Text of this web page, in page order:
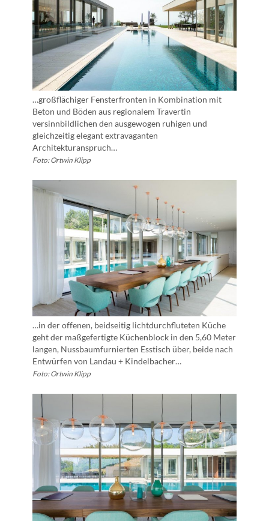
…großflächiger Fensterfronten in Kombination mit
Beton und Böden aus regionalem Travertin
versinnbildlichen den ausgewogen ruhigen und
gleichzeitig elegant extravaganten
Architekturanspruch…
Foto: Ortwin Klipp
…in der offenen, beidseitig lichtdurchfluteten Küche
geht der maßgefertigte Küchenblock in den 5,60 Meter
langen, Nussbaumfurnierten Esstisch über, beide nach
Entwürfen von Landau + Kindelbacher…
Foto: Ortwin Klipp